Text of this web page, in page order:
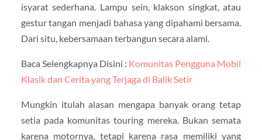
isyarat sederhana. Lampu sein, klakson singkat, atau
gestur tangan menjadi bahasa yang dipahami bersama.
Dari situ, kebersamaan terbangun secara alami.
Baca Selengkapnya Disini : Komunitas Pengguna Mobil
Klasik dan Cerita yang Terjaga di Balik Setir
Mungkin itulah alasan mengapa banyak orang tetap
setia pada komunitas touring mereka. Bukan semata
karena motornya, tetapi karena rasa memiliki yang